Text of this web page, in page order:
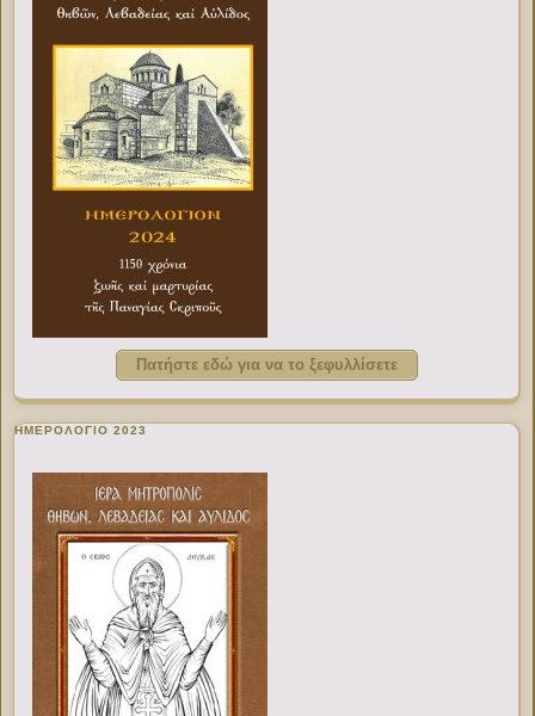
Πατήστε εδώ για να το ξεφυλλίσετε
ΗΜΕΡΟΛΟΓΙΟ 2023